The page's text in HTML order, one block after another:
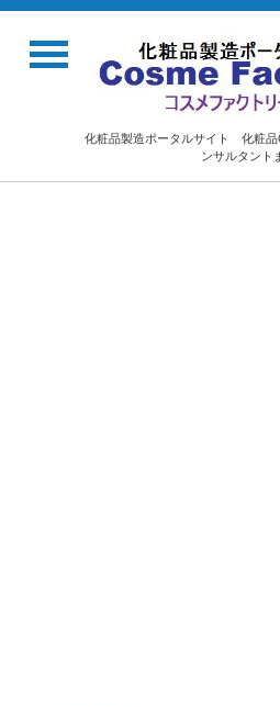
化粧品製造ポータルサイト 化粧品
ンサルタント